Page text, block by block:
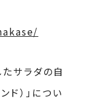
サラダの自
ド）」につい